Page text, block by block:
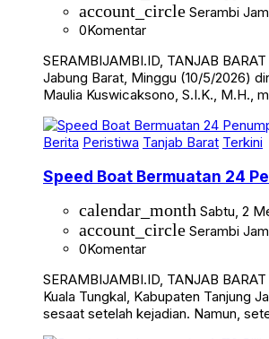
account_circle Serambi
0Komentar
SERAMBIJAMBI.ID, TANJAB
Jabung Barat, Minggu (10/5/2026)
Maulia Kuswicaksono, S.I.K., M.H.,
Berita Peristiwa Tanjab Barat Terkini
Speed Boat Bermuatan 24
calendar_month Sabtu, 2
account_circle Serambi
0Komentar
SERAMBIJAMBI.ID, TANJAB
Kuala Tungkal, Kabupaten Tanjung
sesaat setelah kejadian. Namun,